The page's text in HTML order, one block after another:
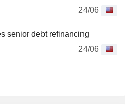
24/06
senior debt refinancing
24/06